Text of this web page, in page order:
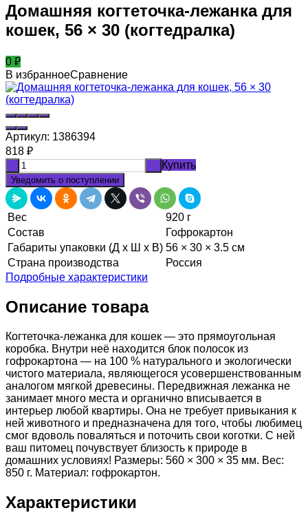
Домашняя когтеточка-лежанка для
кошек, 56 × 30 (когтедралка)
0 ₽
В избранноеСравнение
Артикул: 1386394
818 ₽
Купить
Уведомить о поступлении
Вес
920 г
Состав
Гофрокартон
Габариты упаковки (Д х Ш х В) 56 × 30 × 3.5 см
Страна производства
Россия
Подробные характеристики
Описание товара
Когтеточка-лежанка для кошек — это прямоугольная
коробка. Внутри неё находится блок полосок из
гофрокартона — на 100 % натурального и экологически
чистого материала, являющегося усовершенствованным
аналогом мягкой древесины. Передвижная лежанка не
занимает много места и органично вписывается в
интерьер любой квартиры. Она не требует привыкания к
ней животного и предназначена для того, чтобы любимец
смог вдоволь поваляться и поточить свои коготки. С ней
ваш питомец почувствует близость к природе в
домашних условиях! Размеры: 560 × 300 × 35 мм. Вес:
850 г. Материал: гофрокартон.
Характеристики